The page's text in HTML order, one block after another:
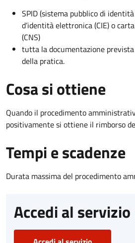
SPID (sistema pubblico di
d’identità elettronica (CIE) o
(CNS)
tutta la documentazione
della pratica.
Cosa si ottiene
Quando il procedimento
positivamente si ottiene il rimborso
Tempi e scadenze
Durata massima del procedimento
Accedi al servizio